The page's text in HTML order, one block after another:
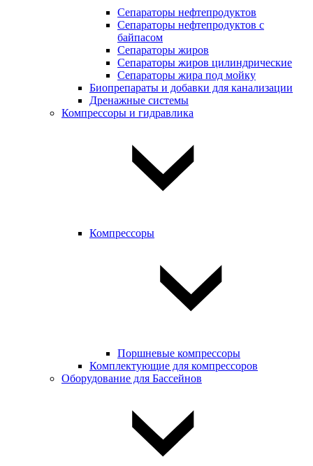
Сепараторы нефтепродуктов
Сепараторы нефтепродуктов с
байпасом
Сепараторы жиров
Сепараторы жиров цилиндрические
Сепараторы жира под мойку
Биопрепараты и добавки для канализации
Дренажные системы
Компрессоры и гидравлика
Компрессоры
Поршневые компрессоры
Комплектующие для компрессоров
Оборудование для Бассейнов